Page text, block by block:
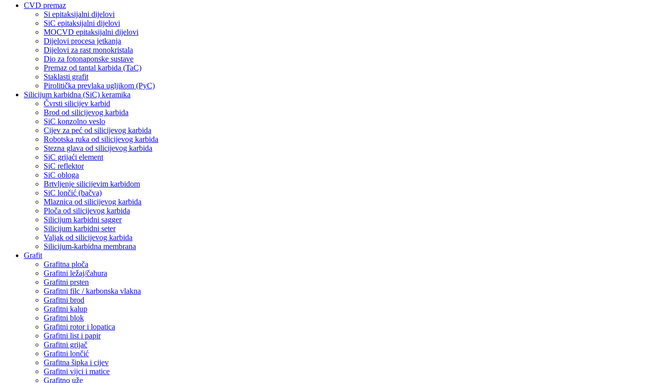
CVD premaz
Si epitaksijalni dijelovi
SiC epitaksijalni dijelovi
MOCVD epitaksijalni dijelovi
Dijelovi procesa jetkanja
Dijelovi za rast monokristala
Dio za fotonaponske sustave
Premaz od tantal karbida (TaC)
Staklasti grafit
Pirolitička prevlaka ugljikom (PyC)
Silicijum karbidna (SiC) keramika
Čvrsti silicijev karbid
Brod od silicijevog karbida
SiC konzolno veslo
Cijev za peć od silicijevog karbida
Robotska ruka od silicijevog karbida
Stezna glava od silicijevog karbida
SiC grijaći element
SiC reflektor
SiC obloga
Brtvljenje silicijevim karbidom
SiC lončić (bačva)
Mlaznica od silicijevog karbida
Ploča od silicijevog karbida
Silicijum karbidni sagger
Silicijum karbidni seter
Valjak od silicijevog karbida
Silicijum-karbidna membrana
Grafit
Grafitna ploča
Grafitni ležaj/čahura
Grafitni prsten
Grafitni filc / karbonska vlakna
Grafitni brod
Grafitni kalup
Grafitni blok
Grafitni rotor i lopatica
Grafitni list i papir
Grafitni grijač
Grafitni lončić
Grafitna šipka i cijev
Grafitni vijci i matice
Grafitno uže